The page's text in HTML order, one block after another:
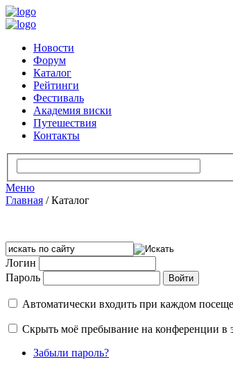
Новости
Форум
Каталог
Рейтинги
Фестиваль
Академия виски
Путешествия
Контакты
Меню
Главная /Каталог
Логин
Пароль
Автоматически входить при каждом
Скрыть моё пребывание на конференции в
Забыли пароль?